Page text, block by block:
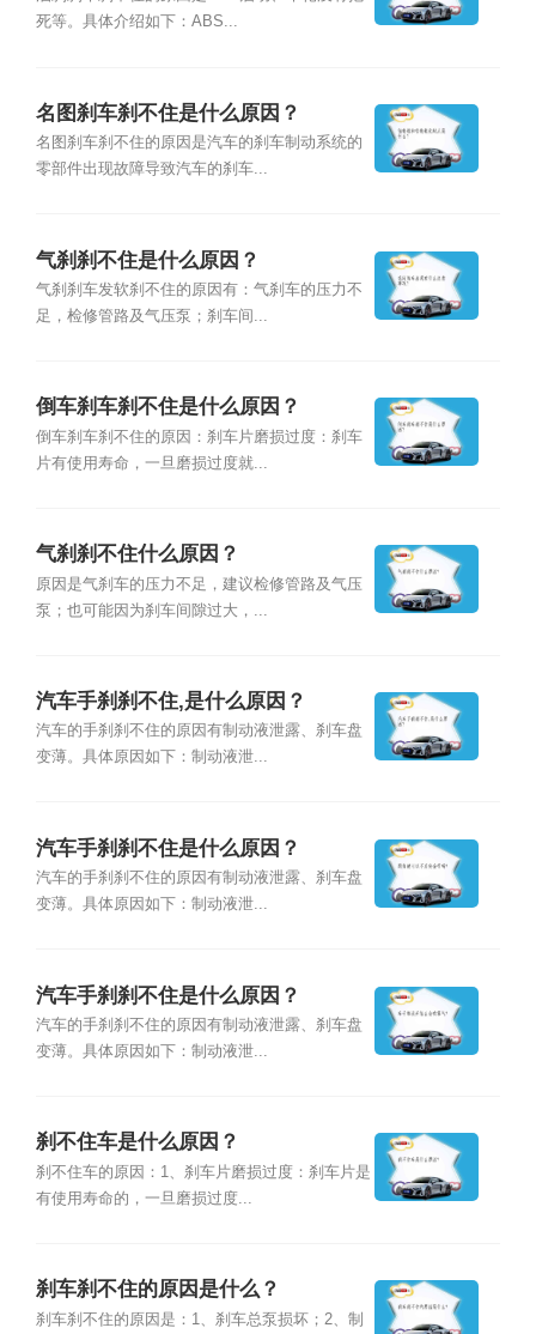
死等。具体介绍如下：ABS...
名图刹车刹不住是什么原因？
名图刹车刹不住的原因是汽车的刹车制动系统的
零部件出现故障导致汽车的刹车...
气刹刹不住是什么原因？
气刹刹车发软刹不住的原因有：气刹车的压力不
足，检修管路及气压泵；刹车间...
倒车刹车刹不住是什么原因？
倒车刹车刹不住的原因：刹车片磨损过度：刹车
片有使用寿命，一旦磨损过度就...
气刹刹不住什么原因？
原因是气刹车的压力不足，建议检修管路及气压
泵；也可能因为刹车间隙过大，...
汽车手刹刹不住,是什么原因？
汽车的手刹刹不住的原因有制动液泄露、刹车盘
变薄。具体原因如下：制动液泄...
汽车手刹刹不住是什么原因？
汽车的手刹刹不住的原因有制动液泄露、刹车盘
变薄。具体原因如下：制动液泄...
汽车手刹刹不住是什么原因？
汽车的手刹刹不住的原因有制动液泄露、刹车盘
变薄。具体原因如下：制动液泄...
刹不住车是什么原因？
刹不住车的原因：1、刹车片磨损过度：刹车片是
有使用寿命的，一旦磨损过度...
刹车刹不住的原因是什么？
刹车刹不住的原因是：1、刹车总泵损坏；2、制